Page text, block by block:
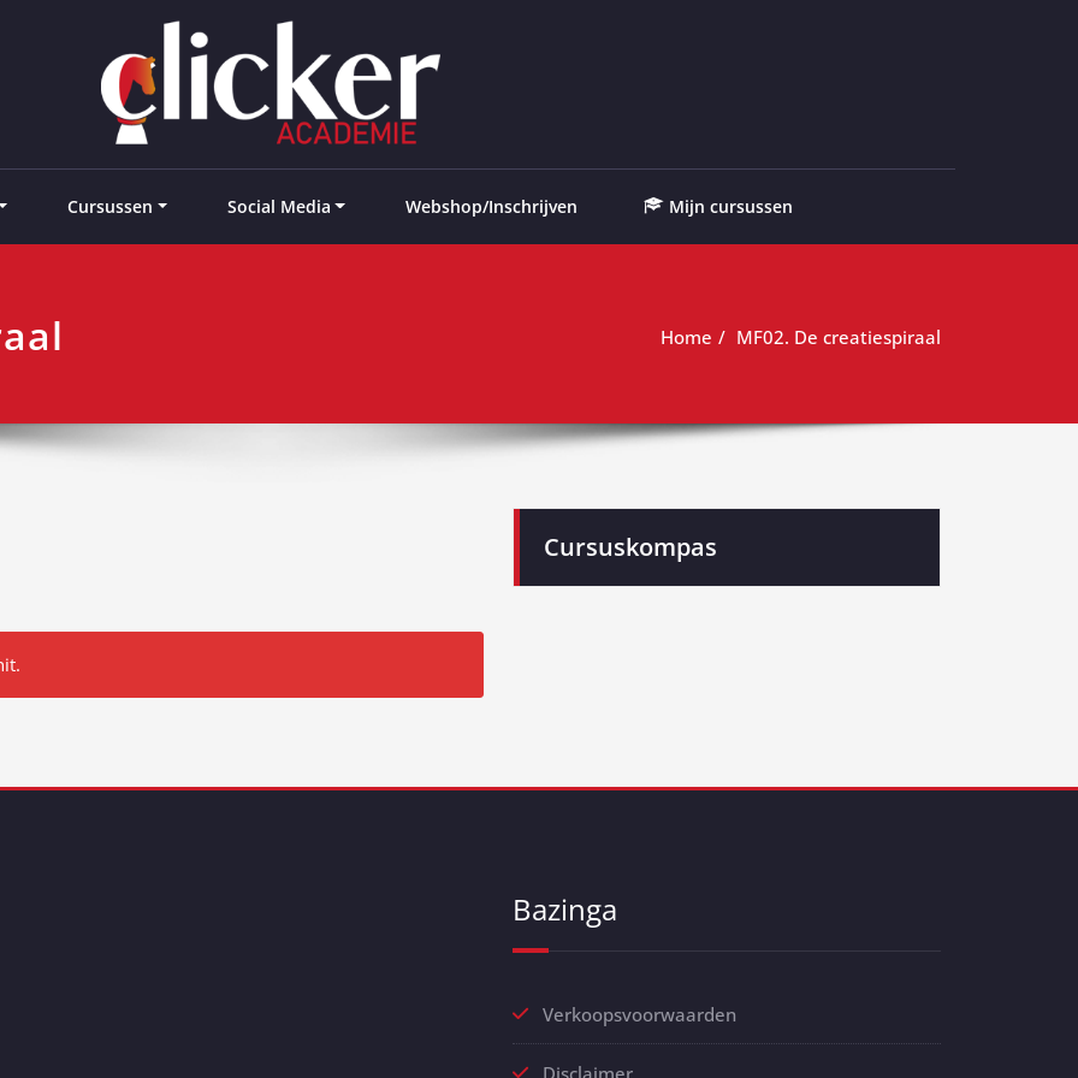
Cursussen Social Media Webshop/Inschrijven Mijn cursussen
Home MF02. De creatiespiraal
Cursuskompas
Bazinga
Verkoopsvoorwaarden
Disclaimer